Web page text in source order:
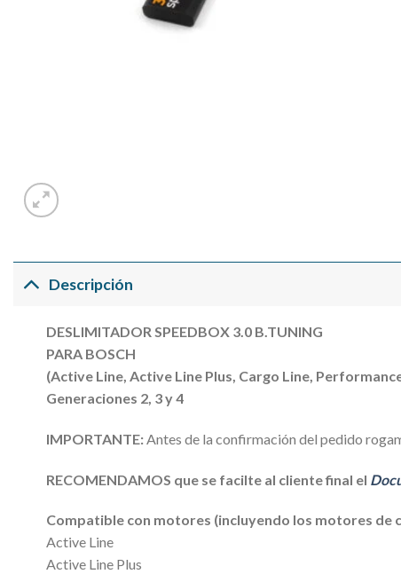
Descripción
DESLIMITADOR SPEEDBOX 3.0 B.TUNING
PARA BOSCH
(Active Line, Active Line Plus, Cargo Line,
Generaciones 2, 3 y 4
IMPORTANTE:Antes de la confirmación del pedido
RECOMENDAMOS que se facilte al cliente final el
Compatible con motores (incluyendo los motores de
Active Line
Active Line Plus